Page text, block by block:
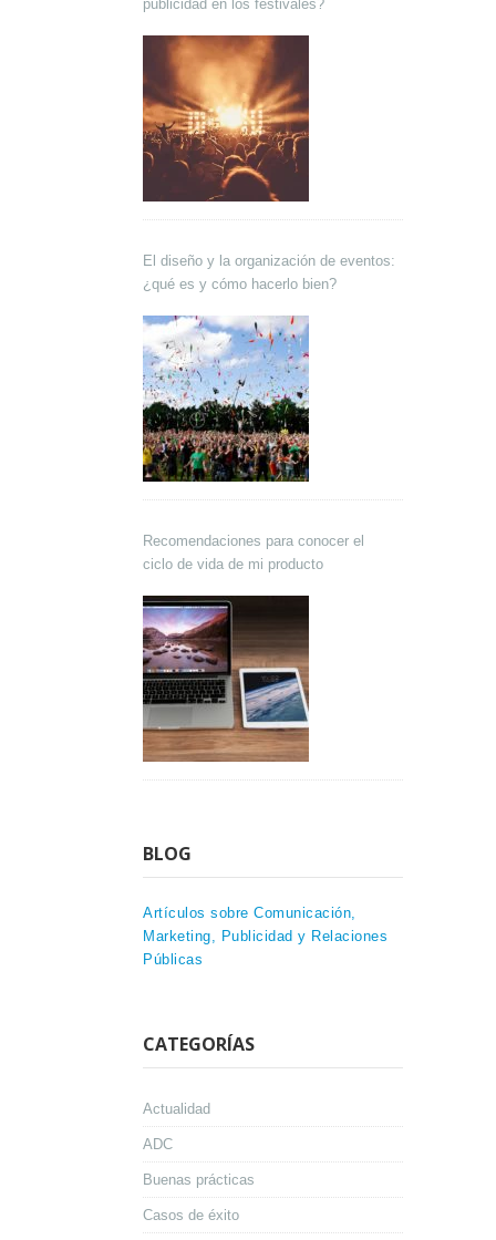
publicidad en los festivales?
El diseño y la organización de eventos:
¿qué es y cómo hacerlo bien?
Recomendaciones para conocer el
ciclo de vida de mi producto
BLOG
Artículos sobre Comunicación,
Marketing, Publicidad y Relaciones
Públicas
CATEGORÍAS
Actualidad
ADC
Buenas prácticas
Casos de éxito